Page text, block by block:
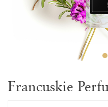
Francuskie